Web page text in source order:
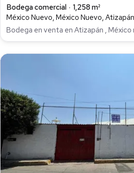
Bodega comercial
1,258 m²
México Nuevo, México Nuevo,
Bodega en venta en Atizapán , México